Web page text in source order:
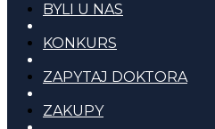
BYLI U NAS
KONKURS
ZAPYTAJ DOKTORA
ZAKUPY